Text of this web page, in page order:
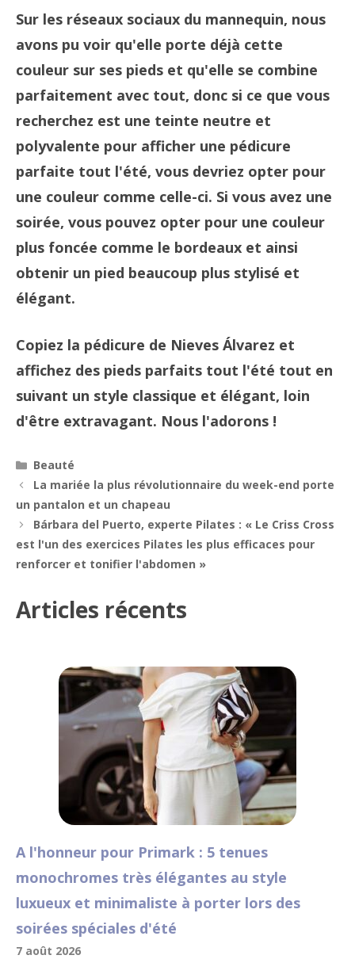
Sur les réseaux sociaux du mannequin, nous
avons pu voir qu'elle porte déjà cette
couleur sur ses pieds et qu'elle se combine
parfaitement avec tout, donc si ce que vous
recherchez est une teinte neutre et
polyvalente pour afficher une pédicure
parfaite tout l'été, vous devriez opter pour
une couleur comme celle-ci. Si vous avez une
soirée, vous pouvez opter pour une couleur
plus foncée comme le bordeaux et ainsi
obtenir un pied beaucoup plus stylisé et
élégant.
Copiez la pédicure de Nieves Álvarez et
affichez des pieds parfaits tout l'été tout en
suivant un style classique et élégant, loin
d'être extravagant. Nous l'adorons !
Catégories
Beauté
Navigation
des
articles
La mariée la plus révolutionnaire du week-end porte
un pantalon et un chapeau
Bárbara del Puerto, experte Pilates : « Le Criss Cross
est l'un des exercices Pilates les plus efficaces pour
renforcer et tonifier l'abdomen »
Articles récents
A l'honneur pour Primark : 5 tenues
monochromes très élégantes au style
luxueux et minimaliste à porter lors des
soirées spéciales d'été
7 août 2026